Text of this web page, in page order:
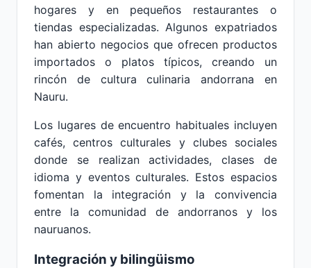
hogares y en pequeños restaurantes o
tiendas especializadas. Algunos expatriados
han abierto negocios que ofrecen productos
importados o platos típicos, creando un
rincón de cultura culinaria andorrana en
Nauru.
Los lugares de encuentro habituales incluyen
cafés, centros culturales y clubes sociales
donde se realizan actividades, clases de
idioma y eventos culturales. Estos espacios
fomentan la integración y la convivencia
entre la comunidad de andorranos y los
nauruanos.
Integración y bilingüismo